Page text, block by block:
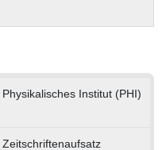
Physikalisches Institut (PHI)
Zeitschriftenaufsatz